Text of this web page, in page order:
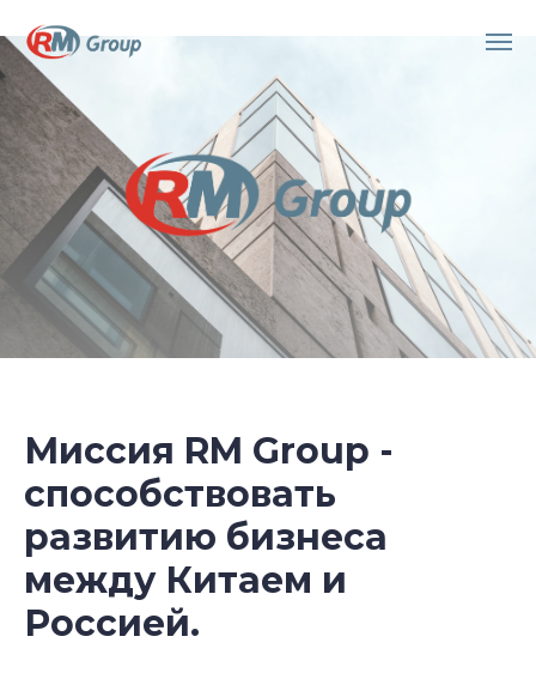
Миссия RM Group -
способствовать
развитию бизнеса
между Китаем и
Россией.